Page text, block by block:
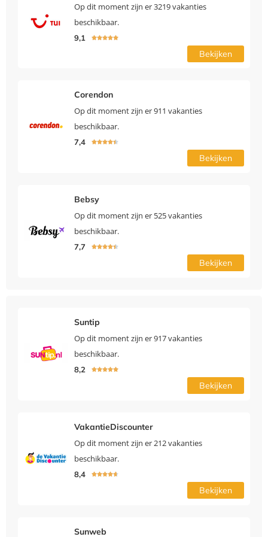
Op dit moment zijn er 3219 vakanties
beschikbaar.
9,1 
Bekijken
Corendon
Op dit moment zijn er 911 vakanties
beschikbaar.
7,4 
Bekijken
Bebsy
Op dit moment zijn er 525 vakanties
beschikbaar.
7,7 
Bekijken
Suntip
Op dit moment zijn er 917 vakanties
beschikbaar.
8,2 
Bekijken
VakantieDiscounter
Op dit moment zijn er 212 vakanties
beschikbaar.
8,4 
Bekijken
Sunweb